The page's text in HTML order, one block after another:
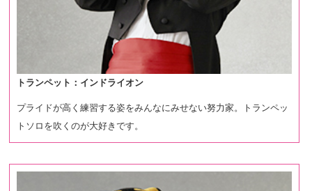
トランペット：インドライオン
プライドが高く練習する姿をみんなにみせない努力家。トランペッ
トソロを吹くのが大好きです。